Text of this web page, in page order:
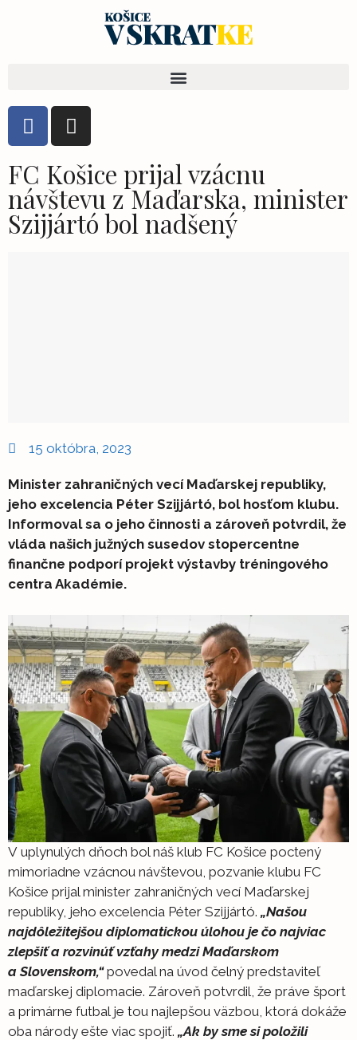
FC Košice prijal vzácnu
návštevu z Maďarska, minister
Szijjártó bol nadšený
15 októbra, 2023
Minister zahraničných vecí Maďarskej republiky,
jeho excelencia Péter Szijjártó, bol hosťom klubu.
Informoval sa o jeho činnosti a zároveň potvrdil, že
vláda našich južných susedov stopercentne
finančne podporí projekt výstavby tréningového
centra Akadémie.
V uplynulých dňoch bol náš klub FC Košice poctený
mimoriadne vzácnou návštevou, pozvanie klubu FC
Košice prijal minister zahraničných vecí Maďarskej
republiky, jeho excelencia Péter Szijjártó. „Našou
najdôležitejšou diplomatickou úlohou je čo najviac
zlepšiť a rozvinúť vzťahy medzi Maďarskom
a Slovenskom,“povedal na úvod čelný predstaviteľ
maďarskej diplomacie. Zároveň potvrdil, že práve šport
a primárne futbal je tou najlepšou väzbou, ktorá dokáže
oba národy ešte viac spojiť. „Ak by sme si položili